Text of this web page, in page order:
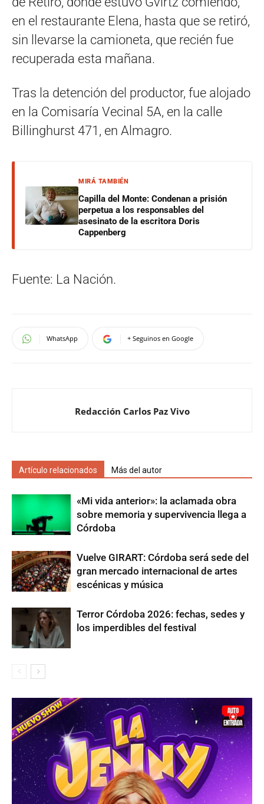
en el restaurante Elena, hasta que se retiró,
sin llevarse la camioneta, que recién fue
recuperada esta mañana.
Tras la detención del productor, fue alojado
en la Comisaría Vecinal 5A, en la calle
Billinghurst 471, en Almagro.
MIRÁ TAMBIÉN
Capilla del Monte: Condenan a prisión
perpetua a los responsables del
asesinato de la escritora Doris
Cappenberg
Fuente: La Nación.
WhatsApp + Seguinos en Google
Redacción Carlos Paz Vivo
Artículo relacionados Más del autor
«Mi vida anterior»: la aclamada obra
sobre memoria y supervivencia llega a
Córdoba
Vuelve GIRART: Córdoba será sede del
gran mercado internacional de artes
escénicas y música
Terror Córdoba 2026: fechas, sedes y
los imperdibles del festival